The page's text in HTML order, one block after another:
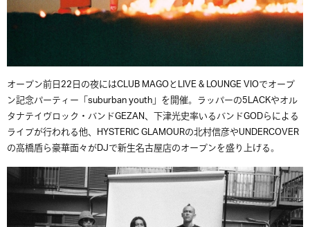
オープン前日22日の夜にはCLUB MAGOとLIVE & LOUNGE VIOでオープ
ン記念パーティー「suburban youth」を開催。ラッパーの5LACKやオル
タナテイヴロック・バンドGEZAN、下津光史率いるバンドGODらによる
ライブが行われる他、HYSTERIC GLAMOURの北村信彦やUNDERCOVER
の高橋盾ら豪華面々がDJで新生名古屋店のオープンを盛り上げる。